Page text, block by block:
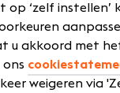
collega’s bij
Uw rol
Als Level 3
op ‘zelf instellen’
u akkoord met
ons
weigeren via